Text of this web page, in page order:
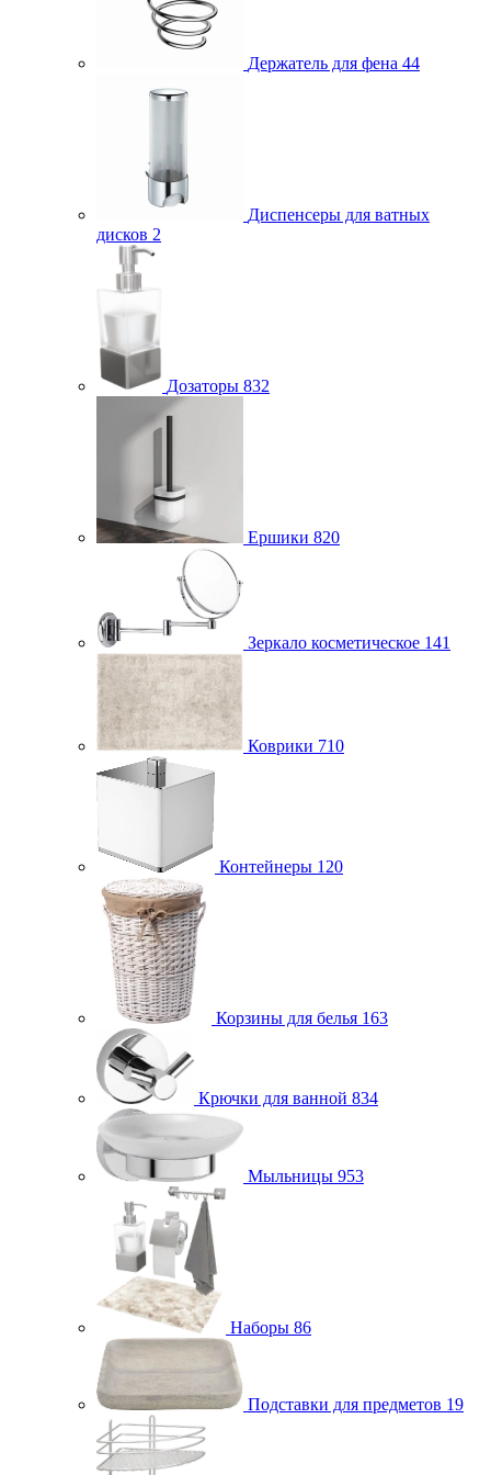
Держатель для фена 44
Диспенсеры для ватных
дисков 2
Дозаторы 832
Ершики 820
Зеркало косметическое 141
Коврики 710
Контейнеры 120
Корзины для белья 163
Крючки для ванной 834
Мыльницы 953
Наборы 86
Подставки для предметов 19